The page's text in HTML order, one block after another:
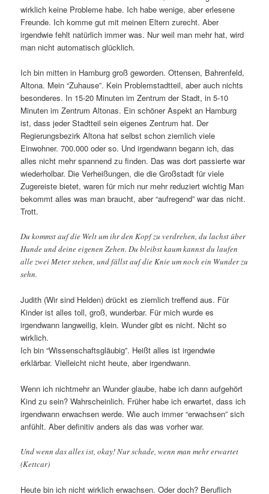
wirklich keine Probleme habe. Ich habe wenige, aber erlesene
Freunde. Ich komme gut mit meinen Eltern zurecht. Aber
irgendwie fehlt natürlich immer was. Nur weil man mehr hat, wird
man nicht automatisch glücklich.
Ich bin mitten in Hamburg groß geworden. Ottensen, Bahrenfeld,
Altona. Mein “Zuhause”. Kein Problemstadtteil, aber auch nichts
besonderes. In 15-20 Minuten im Zentrum der Stadt, in 5-10
Minuten im Zentrum Altonas. Ein schöner Aspekt an Hamburg
ist, dass jeder Stadtteil sein eigenes Zentrum hat. Der
Regierungsbezirk Altona hat selbst schon ziemlich viele
Einwohner. 700.000 oder so. Und irgendwann begann ich, das
alles nicht mehr spannend zu finden. Das was dort passierte war
wiederholbar. Die Verheißungen, die die Großstadt für viele
Zugereiste bietet, waren für mich nur mehr reduziert wichtig Man
bekommt alles was man braucht, aber “aufregend” war das nicht.
Trott.
Du kommst auf die Welt um ihr den Kopf zu verdrehen, du lachst über
Hunde und deine eigenen Zehen. Du bleibst kaum kannst du laufen
alle zwei Meter stehen, und fällst auf die Knie um noch ein Wunder zu
sehn.
Judith (Wir sind Helden) drückt es ziemlich treffend aus. Für
Kinder ist alles toll, groß, wunderbar. Für mich wurde es
irgendwann langweilig, klein. Wunder gibt es nicht. Nicht so
wirklich.
Ich bin “Wissenschaftsgläubig”. Heißt alles ist irgendwie
erklärbar. Vielleicht nicht heute, aber irgendwann.
Wenn ich nichtmehr an Wunder glaube, habe ich dann aufgehört
Kind zu sein? Wahrscheinlich. Früher habe ich erwartet, dass ich
irgendwann erwachsen werde. Wie auch immer “erwachsen” sich
anfühlt. Aber definitiv anders als das was vorher war.
Und wenn das alles ist, okay! Nur schade, wenn man mehr erwartet
(Kettcar)
Heute bin ich nicht wirklich erwachsen. Oder doch? Beruflich